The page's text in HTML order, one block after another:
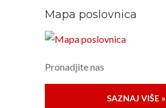
Mapa poslovnica
Pronadjite nas
SAZNAJ VIŠE »